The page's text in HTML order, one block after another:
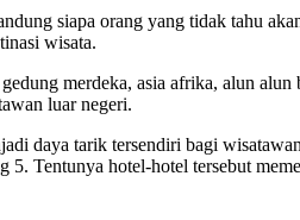
siapa orang yang tidak tahu
wisata.
merdeka, asia afrika, alun
luar negeri.
daya tarik tersendiri bagi
5. Tentunya hotel-hotel tersebut